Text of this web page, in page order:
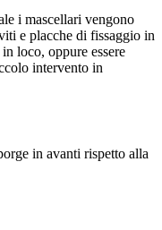
i mascellari vengono
e placche di fissaggio in
loco, oppure essere
intervento in
in avanti rispetto alla